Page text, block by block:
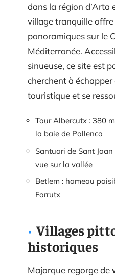
dans la région d’Arta
village tranquille offre
panoramiques sur le
Méditerranée.
sinueuse, ce site est
cherchent à échapper
touristique et se
Tour Albercutx : 380
la baie de Pollenca
Santuari de Sant
vue sur la vallée
Betlem : hameau
Farrutx
Villages
historiques
Majorque regorge de